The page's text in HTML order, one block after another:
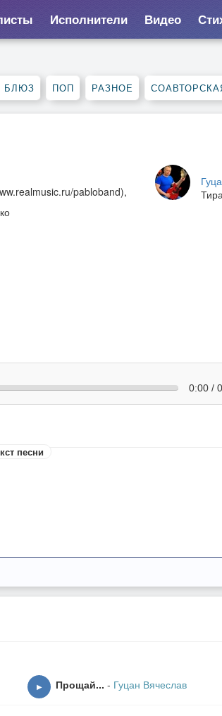
Исполнители Видео
БЛЮЗ ПОП РАЗНОЕ
pabloband),
0:00 /
песни
▶ Прощай... - Гуцан Вячеслав